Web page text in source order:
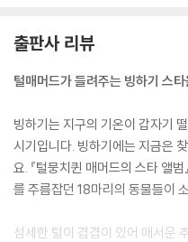
출판사 리뷰
털매머드가 들려주는 빙하기 스
빙하기는 지구의 기온이 갑자기
시기입니다. 빙하기에는 지금은
요. 『털뭉치퀸 매머드의 스타 앨
를 주름잡던 18마리의 동물들이
섬세한 털이 겹겹이 있어 매서운